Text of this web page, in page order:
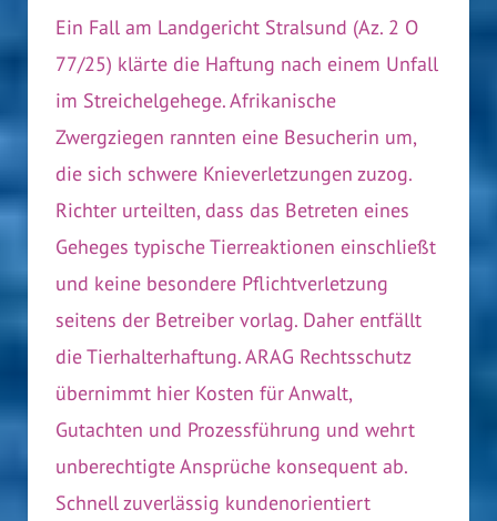
Ein Fall am Landgericht Stralsund (Az. 2 O
77/25) klärte die Haftung nach einem Unfall
im Streichelgehege. Afrikanische
Zwergziegen rannten eine Besucherin um,
die sich schwere Knieverletzungen zuzog.
Richter urteilten, dass das Betreten eines
Geheges typische Tierreaktionen einschließt
und keine besondere Pflichtverletzung
seitens der Betreiber vorlag. Daher entfällt
die Tierhalterhaftung. ARAG Rechtsschutz
übernimmt hier Kosten für Anwalt,
Gutachten und Prozessführung und wehrt
unberechtigte Ansprüche konsequent ab.
Schnell zuverlässig kundenorientiert